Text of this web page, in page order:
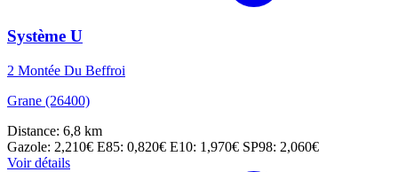
Système U
2 Montée Du Beffroi
Grane (26400)
Distance: 6,8 km
Gazole: 2,210€ E85: 0,820€ E10: 1,970€ SP98: 2,060€
Voir détails